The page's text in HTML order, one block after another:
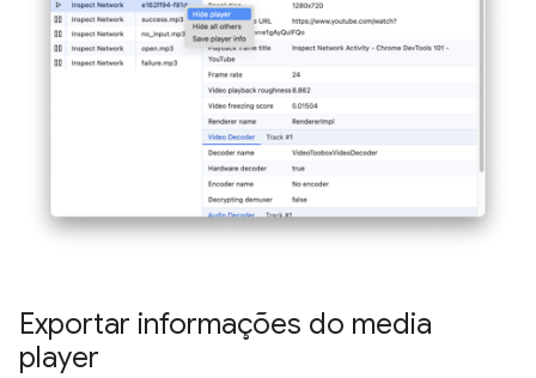
Exportar informações do media
player